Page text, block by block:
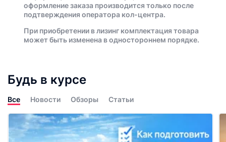
оформление заказа производится только после
подтверждения оператора кол-центра.
При приобретении в лизинг комплектация товара
может быть изменена в одностороннем порядке.
Будь в курсе
Все Новости Обзоры Статьи